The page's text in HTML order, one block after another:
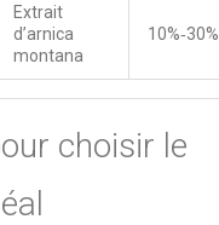
Extrait
d’arnica
montana
10%‑30%
choisir le